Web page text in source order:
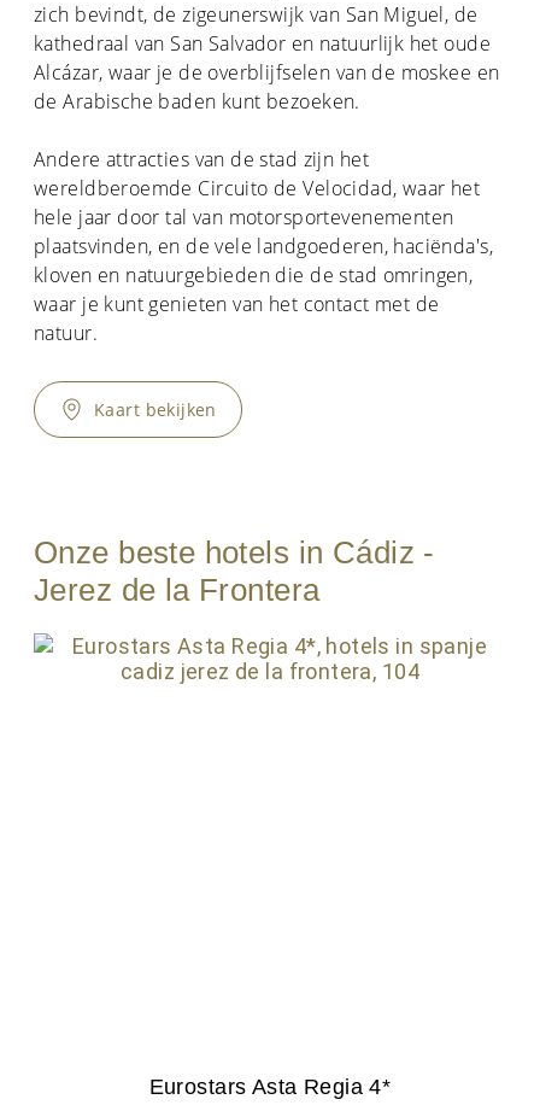
zich bevindt, de zigeunerswijk van San Miguel, de
kathedraal van San Salvador en natuurlijk het oude
Alcázar, waar je de overblijfselen van de moskee en
de Arabische baden kunt bezoeken.
Andere attracties van de stad zijn het
wereldberoemde Circuito de Velocidad, waar het
hele jaar door tal van motorsportevenementen
plaatsvinden, en de vele landgoederen, haciënda's,
kloven en natuurgebieden die de stad omringen,
waar je kunt genieten van het contact met de
natuur.
Kaart bekijken
Onze beste hotels in Cádiz -
Jerez de la Frontera
Eurostars Asta Regia 4*